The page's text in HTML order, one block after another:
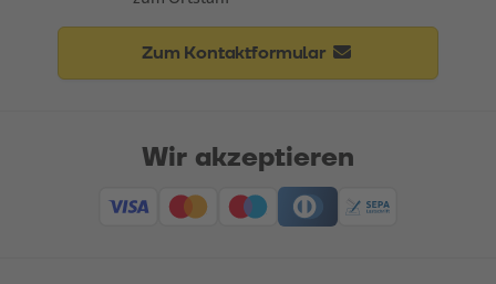
Zum Kontaktformular
Wir akzeptieren